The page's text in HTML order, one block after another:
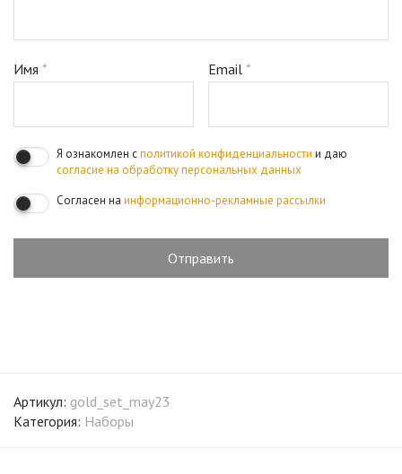
Имя * Email*
Я ознакомлен сполитикой конфиденциальности и даю
согласие на обработку персональных данных
Согласен на информационно-рекламные рассылки
Артикул: gold_set_may23
Категория: Наборы